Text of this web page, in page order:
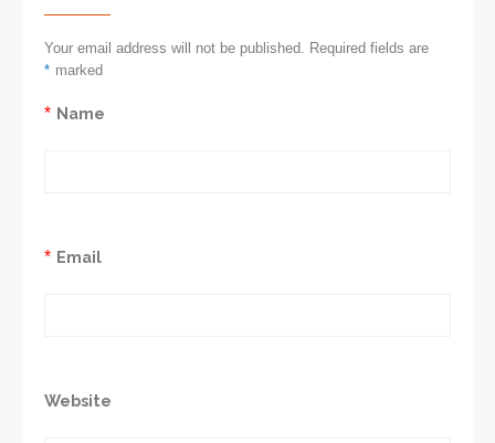
Your email address will not be published. Required fields are
marked
*
Name
*
Email
*
Website